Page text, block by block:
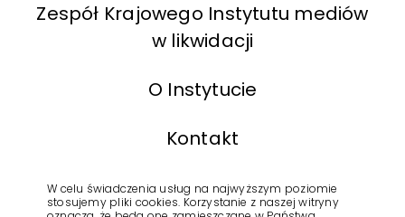
Zespół Krajowego Instytutu mediów
w likwidacji
O Instytucie
Kontakt
BIP
W celu świadczenia usług na najwyższym poziomie
stosujemy pliki cookies. Korzystanie z naszej witryny